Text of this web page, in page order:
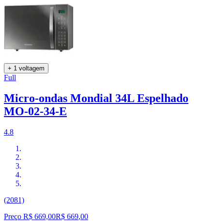
+ 1 voltagem
Full
Micro-ondas Mondial 34L Espelhado
MO-02-34-E
4.8
(2081)
Preço R$ 669,00R$ 669,00